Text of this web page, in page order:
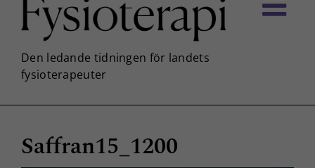
innehållet
Saffran15_1200